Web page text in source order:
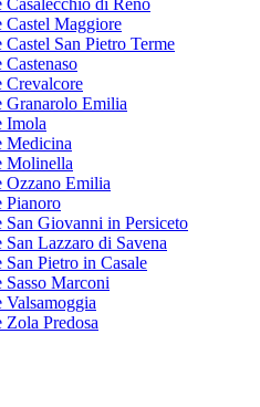
Casalecchio di Reno
Castel Maggiore
San Pietro Terme
Crevalcore
Granarolo Emilia
Imola
Medicina
Molinella
Ozzano Emilia
Pianoro
San Giovanni in Persiceto
Lazzaro di Savena
Pietro in Casale
Sasso Marconi
Valsamoggia
Zola Predosa